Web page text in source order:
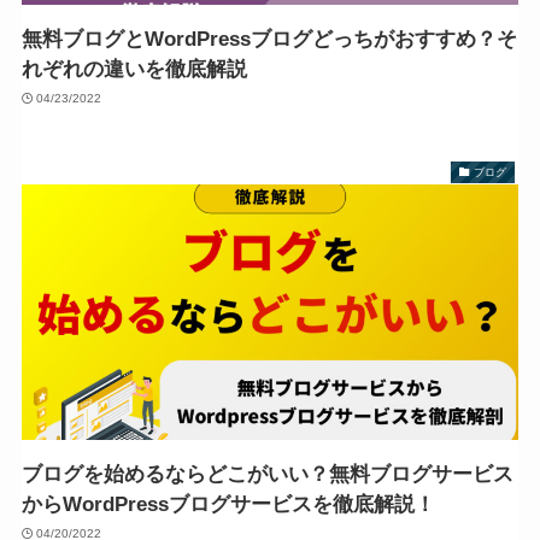
無料ブログとWordPressブログどっちがおすすめ？そ
れぞれの違いを徹底解説
04/23/2022
ブログ
ブログを始めるならどこがいい？無料ブログサービス
からWordPressブログサービスを徹底解説！
04/20/2022